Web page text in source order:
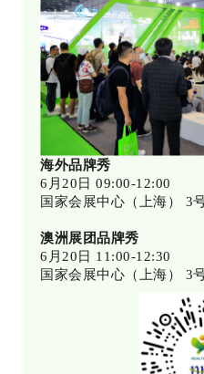
海外品牌秀
6月20日 09:00-12:00
国家会展中心（上海） 3
澳洲展团品牌秀
6月20日 11:00-12:30
国家会展中心（上海） 3